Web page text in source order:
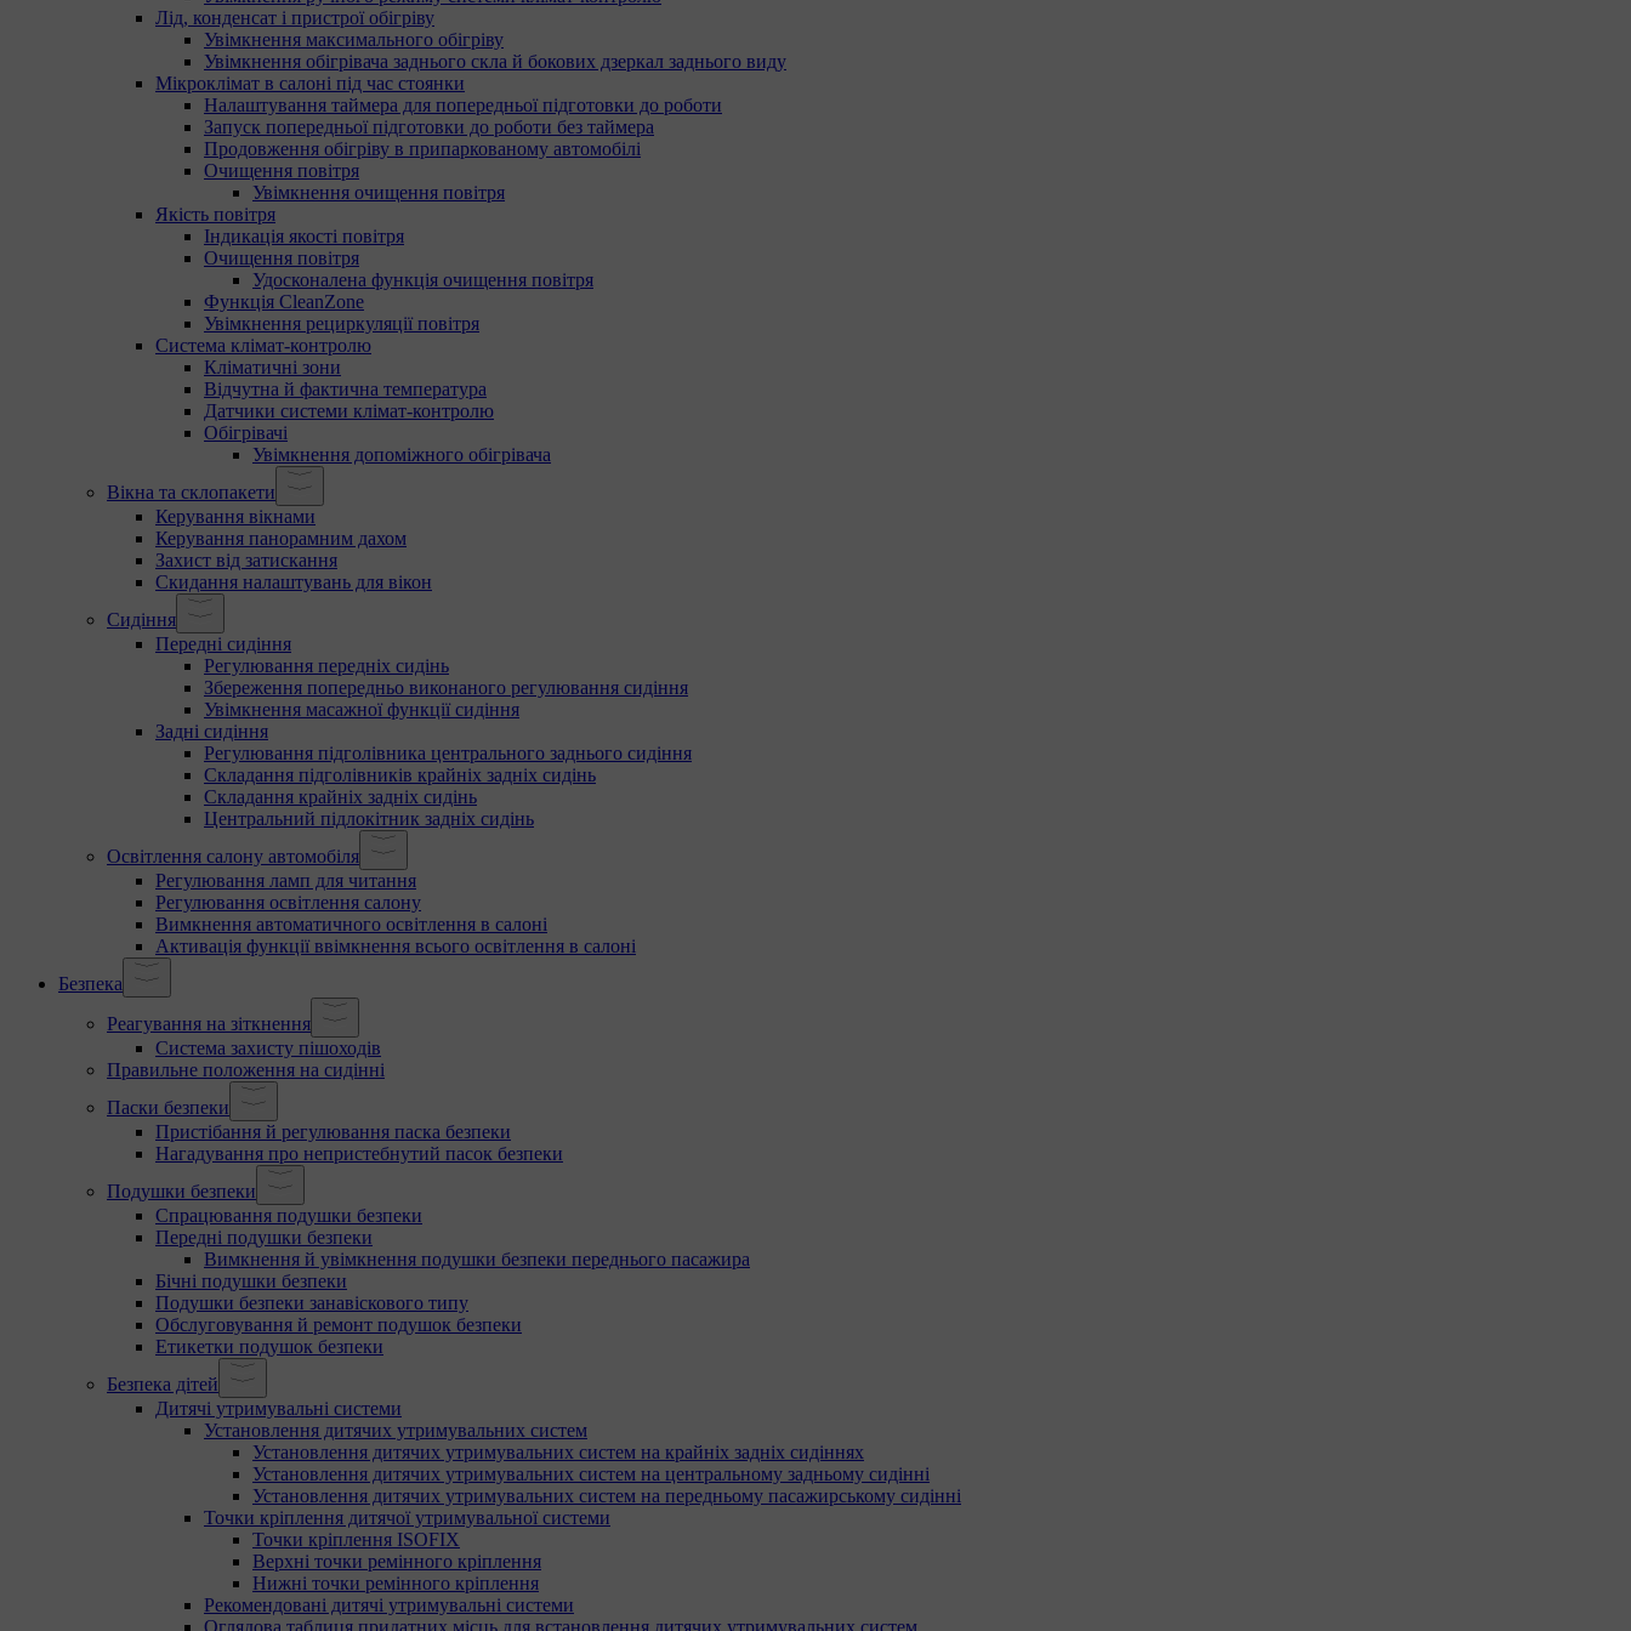
Лід, конденсат і пристрої обігріву
Увімкнення максимального обігріву
Увімкнення обігрівача заднього скла й бокових дзеркал заднього виду
Мікроклімат в салоні під час стоянки
Налаштування таймера для попередньої підготовки до роботи
Запуск попередньої підготовки до роботи без таймера
Продовження обігріву в припаркованому автомобілі
Очищення повітря
Увімкнення очищення повітря
Якість повітря
Індикація якості повітря
Очищення повітря
Удосконалена функція очищення повітря
Функція CleanZone
Увімкнення рециркуляції повітря
Система клімат-контролю
Кліматичні зони
Відчутна й фактична температура
Датчики системи клімат-контролю
Обігрівачі
Увімкнення допоміжного обігрівача
Вікна та склопакети
Керування вікнами
Керування панорамним дахом
Захист від затискання
Скидання налаштувань для вікон
Сидіння
Передні сидіння
Регулювання передніх сидінь
Збереження попередньо виконаного регулювання сидіння
Увімкнення масажної функції сидіння
Задні сидіння
Регулювання підголівника центрального заднього сидіння
Складання підголівників крайніх задніх сидінь
Складання крайніх задніх сидінь
Центральний підлокітник задніх сидінь
Освітлення салону автомобіля
Регулювання ламп для читання
Регулювання освітлення салону
Вимкнення автоматичного освітлення в салоні
Активація функції ввімкнення всього освітлення в салоні
Безпека
Реагування на зіткнення
Система захисту пішоходів
Правильне положення на сидінні
Паски безпеки
Пристібання й регулювання паска безпеки
Нагадування про непристебнутий пасок безпеки
Подушки безпеки
Спрацювання подушки безпеки
Передні подушки безпеки
Вимкнення й увімкнення подушки безпеки переднього пасажира
Бічні подушки безпеки
Подушки безпеки занавіскового типу
Обслуговування й ремонт подушок безпеки
Етикетки подушок безпеки
Безпека дітей
Дитячі утримувальні системи
Установлення дитячих утримувальних систем
Установлення дитячих утримувальних систем на крайніх задніх сидіннях
Установлення дитячих утримувальних систем на центральному задньому сидінні
Установлення дитячих утримувальних систем на передньому пасажирському сидінні
Точки кріплення дитячої утримувальної системи
Точки кріплення ISOFIX
Верхні точки ремінного кріплення
Нижні точки ремінного кріплення
Рекомендовані дитячі утримувальні системи
Оглядова таблиця придатних місць для встановлення дитячих утримувальних систем